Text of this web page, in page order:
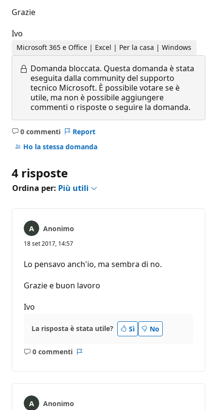
Grazie
Ivo
Microsoft 365 e Office | Excel | Per la casa | Windows
Domanda bloccata. Questa domanda è stata
eseguita dalla community del supporto
tecnico Microsoft. È possibile votare se è
utile, ma non è possibile aggiungere
commenti o risposte o seguire la domanda.
0 commenti
Nessun
commento
Report
Ho la stessa domanda
4 risposte
Ordina per: Più utili
Anonimo
18 set 2017, 14:57
Lo pensavo anch'io, ma sembra di no.
Grazie e buon lavoro
Ivo
La risposta è stata utile? Sì No
0 commenti
Nessun
Anonimo